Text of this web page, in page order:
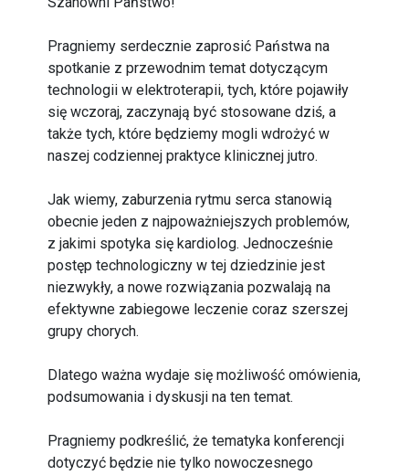
Pragniemy serdecznie zaprosić Państwa na
spotkanie z przewodnim temat dotyczącym
technologii w elektroterapii, tych, które pojawiły
się wczoraj, zaczynają być stosowane dziś, a
także tych, które będziemy mogli wdrożyć w
naszej codziennej praktyce klinicznej jutro.
Jak wiemy, zaburzenia rytmu serca stanowią
obecnie jeden z najpoważniejszych problemów,
z jakimi spotyka się kardiolog. Jednocześnie
postęp technologiczny w tej dziedzinie jest
niezwykły, a nowe rozwiązania pozwalają na
efektywne zabiegowe leczenie coraz szerszej
grupy chorych.
Dlatego ważna wydaje się możliwość omówienia,
podsumowania i dyskusji na ten temat.
Pragniemy podkreślić, że tematyka konferencji
dotyczyć będzie nie tylko nowoczesnego